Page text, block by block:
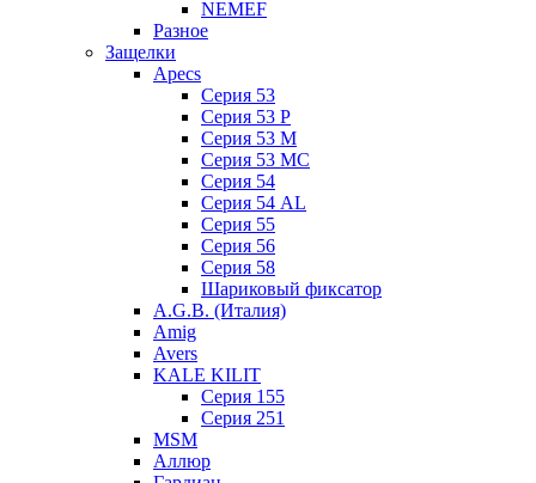
NEMEF
Разное
Защелки
Apecs
Серия 53
Серия 53 P
Серия 53 М
Серия 53 МC
Серия 54
Серия 54 AL
Серия 55
Серия 56
Серия 58
Шариковый фиксатор
A.G.B. (Италия)
Amig
Avers
KALE KILIT
Серия 155
Серия 251
MSM
Аллюр